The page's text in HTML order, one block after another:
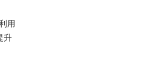
用
升